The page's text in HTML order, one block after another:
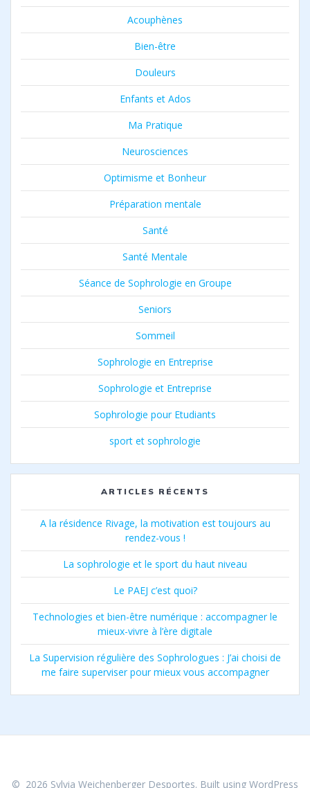
Acouphènes
Bien-être
Douleurs
Enfants et Ados
Ma Pratique
Neurosciences
Optimisme et Bonheur
Préparation mentale
Santé
Santé Mentale
Séance de Sophrologie en Groupe
Seniors
Sommeil
Sophrologie en Entreprise
Sophrologie et Entreprise
Sophrologie pour Etudiants
sport et sophrologie
ARTICLES RÉCENTS
A la résidence Rivage, la motivation est toujours au
rendez-vous !
La sophrologie et le sport du haut niveau
Le PAEJ c’est quoi?
Technologies et bien-être numérique : accompagner le
mieux-vivre à l’ère digitale
La Supervision régulière des Sophrologues : J’ai choisi de
me faire superviser pour mieux vous accompagner
© 2026 Sylvia Weichenberger Desportes. Built using WordPress